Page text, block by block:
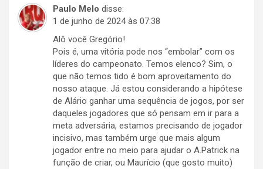
Paulo Melo disse:
1 de junho de 2024 às 07:38
Alô você Gregório!
Pois é, uma vitória pode nos “embolar” com os
líderes do campeonato. Temos elenco? Sim, o
que não temos tido é bom aproveitamento do
nosso ataque. Já estou considerando a hipótese
de Alário ganhar uma sequência de jogos, por ser
daqueles jogadores que só pensam em ir para a
meta adversária, estamos precisando de jogador
incisivo, mas também urge que mais algum
jogador entre no meio para ajudar o A.Patrick na
função de criar, ou Maurício (que gosto muito)